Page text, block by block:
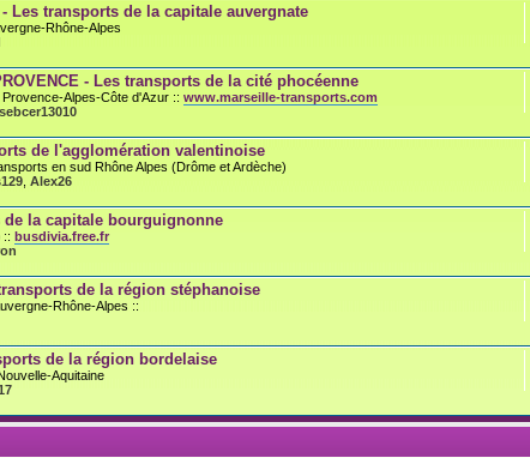
- Les transports de la capitale auvergnate
Rhône-Alpes
- Les transports de la cité phocéenne
Alpes-Côte d'Azur :: www.marseille-transports.com
sebcer13010
de l'agglomération valentinoise
en sud Rhône Alpes (Drôme et Ardèche)
Alex26
de la capitale bourguignonne
:: busdivia.free.fr
de la région stéphanoise
Rhône-Alpes ::
de la région bordelaise
Aquitaine